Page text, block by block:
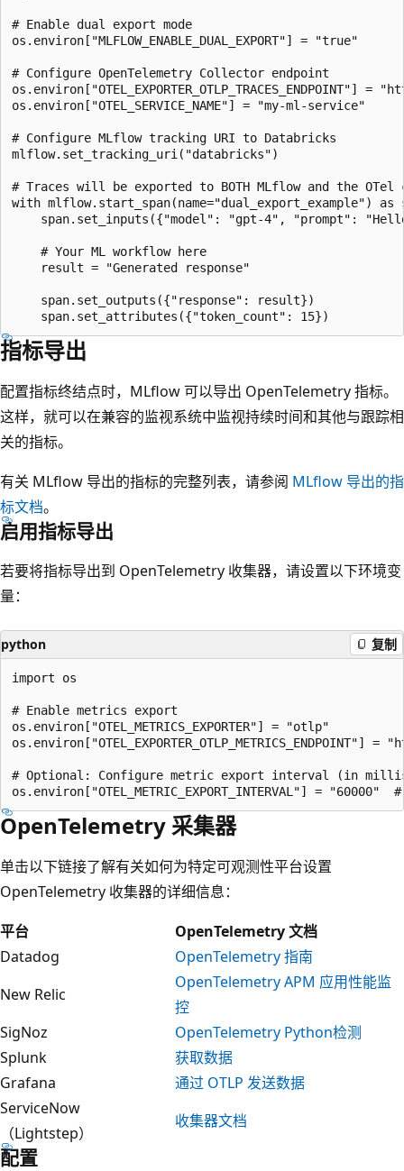
# Enable dual export mode
os.environ["MLFLOW_ENABLE_DUAL_EXPORT"] = "true"
# Configure OpenTelemetry Collector endpoint
os.environ["OTEL_SERVICE_NAME"] = "my-ml-service"
# Configure MLflow tracking URI to Databricks
mlflow.set_tracking_uri("databricks")
# Traces will be exported to BOTH MLflow and the
with mlflow.start_span(name="dual_export_example") as
span.set_inputs({"model": "gpt-4", "prompt":
    # Your ML workflow here
    result = "Generated response"
    span.set_outputs({"response": result})
指标导出
配置指标终结点时，MLflow 可以导出 OpenTelemetry 指标。
这样，就可以在兼容的监视系统中监视持续时间和其他与跟踪相
关的指标。
有关 MLflow 导出的指标的完整列表，请参阅 MLflow 导出的指
标文档。
启用指标导出
若要将指标导出到 OpenTelemetry 收集器，请设置以下环境变
量：
python 复制
import os
# Enable metrics export
os.environ["OTEL_METRICS_EXPORTER"] = "otlp"
# Optional: Configure metric export interval (in
OpenTelemetry 采集器
单击以下链接了解有关如何为特定可观测性平台设置
OpenTelemetry 收集器的详细信息：
平台
OpenTelemetry 文档
Datadog
OpenTelemetry 指南
New Relic
OpenTelemetry APM 应用性能监
控
SigNoz
OpenTelemetry Python检测
Splunk
获取数据
Grafana
通过 OTLP 发送数据
ServiceNow
（Lightstep）
收集器文档
配置